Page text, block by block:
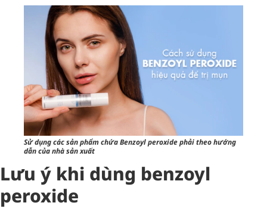
Sử dụng các sản phẩm chứa Benzoyl peroxide phải theo hướng
dẫn của nhà sản xuất
Lưu ý khi dùng benzoyl
peroxide